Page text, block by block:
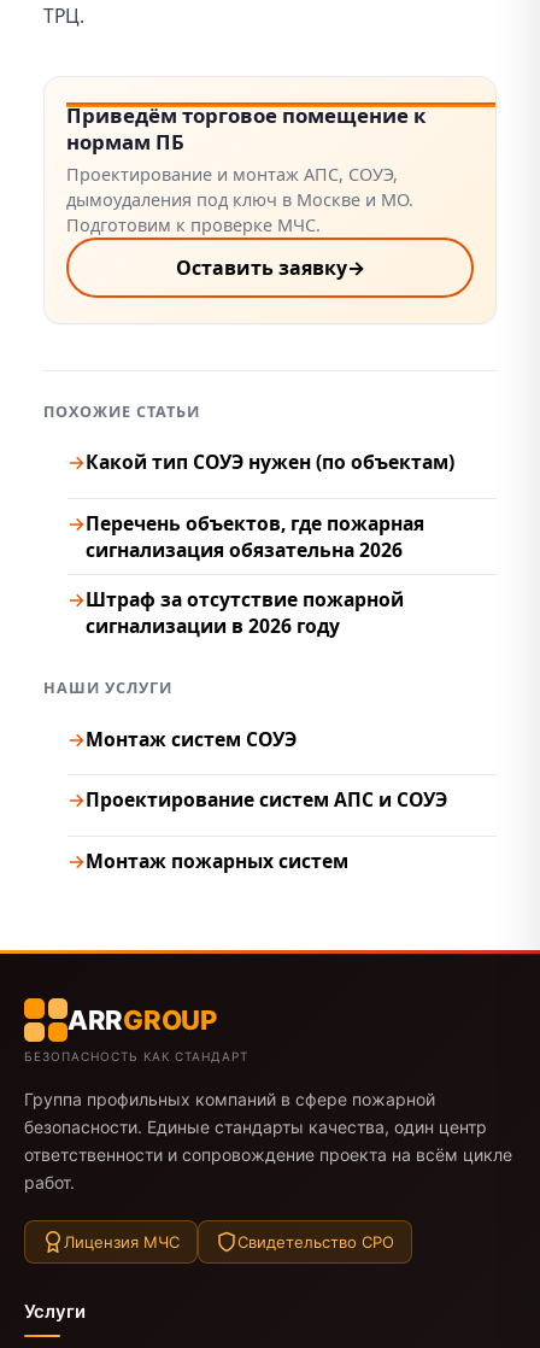
ТРЦ.
Приведём торговое помещение к
нормам ПБ
Проектирование и монтаж АПС, СОУЭ,
дымоудаления под ключ в Москве и МО.
Подготовим к проверке МЧС.
Оставить заявку→
Дополнительные материалы
ПОХОЖИЕ СТАТЬИ
Какой тип СОУЭ нужен (по объектам)
Перечень объектов, где пожарная
сигнализация обязательна 2026
Штраф за отсутствие пожарной
сигнализации в 2026 году
НАШИ УСЛУГИ
Монтаж систем СОУЭ
Проектирование систем АПС и СОУЭ
Монтаж пожарных систем
ARRGROUP
БЕЗОПАСНОСТЬ КАК СТАНДАРТ
Группа профильных компаний в сфере пожарной
безопасности. Единые стандарты качества, один центр
ответственности и сопровождение проекта на всём цикле
работ.
Лицензия МЧС Свидетельство СРО
Услуги